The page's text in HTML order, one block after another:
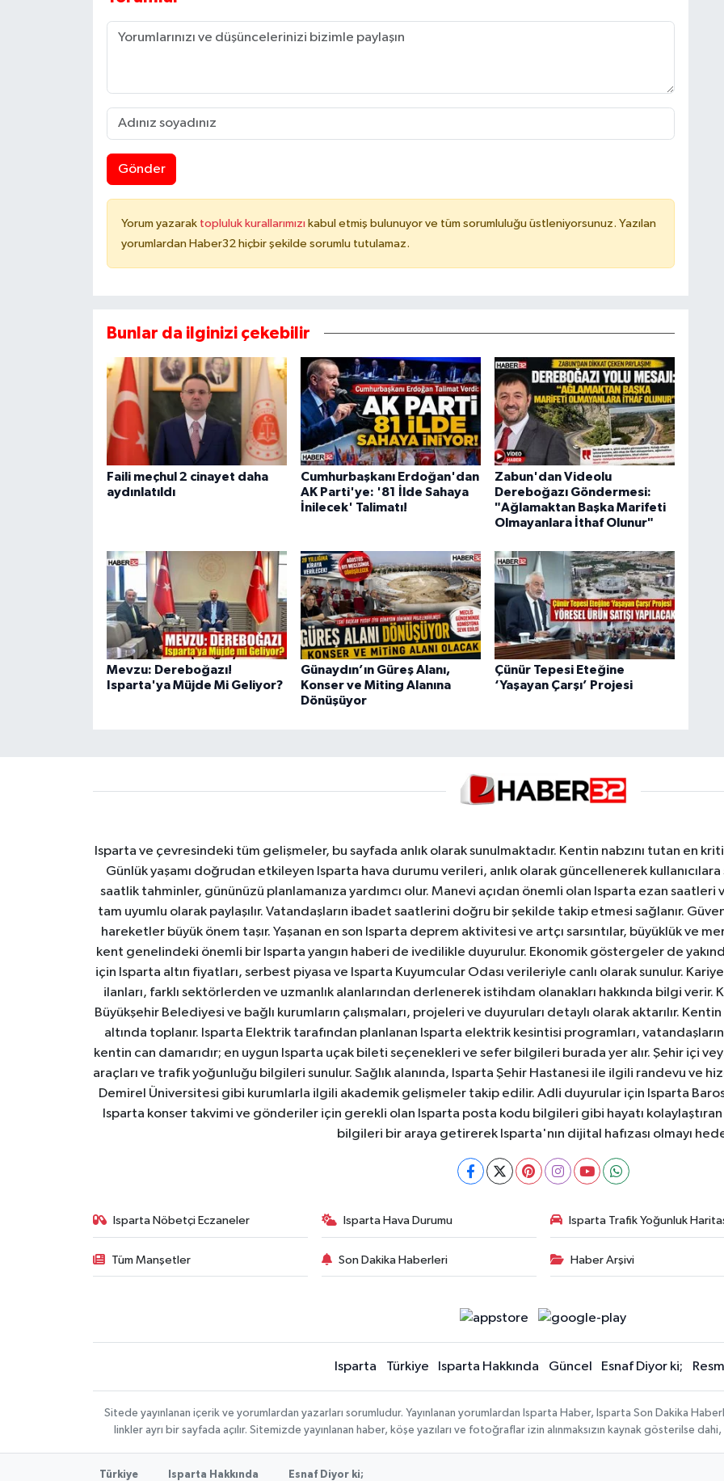
Gönder
Yorum yazarak topluluk kurallarımızı kabul etmiş bulunuyor ve tüm sorumluluğu üstleniyorsunuz. Yazılan
yorumlardan Haber32 hiçbir şekilde sorumlu tutulamaz.
Bunlar da ilginizi çekebilir
Faili meçhul 2 cinayet daha
aydınlatıldı
Cumhurbaşkanı Erdoğan'dan
AK Parti'ye: '81 İlde Sahaya
İnilecek' Talimatı!
Zabun'dan Videolu
Dereboğazı Göndermesi:
"Ağlamaktan Başka Marifeti
Olmayanlara İthaf Olunur"
Mevzu: Dereboğazı!
Isparta'ya Müjde Mi Geliyor?
Günaydın’ın Güreş Alanı,
Konser ve Miting Alanına
Dönüşüyor
Çünür Tepesi Eteğine
‘Yaşayan Çarşı’ Projesi
Isparta ve çevresindeki tüm gelişmeler, bu sayfada anlık olarak sunulmaktadır. Kentin nabzını tutan en
Günlük yaşamı doğrudan etkileyen Isparta hava durumu verileri, anlık olarak güncellenerek
saatlik tahminler, gününüzü planlamanıza yardımcı olur. Manevi açıdan önemli olan Isparta ezan
tam uyumlu olarak paylaşılır. Vatandaşların ibadet saatlerini doğru bir şekilde takip etmesi sağlanır.
hareketler büyük önem taşır. Yaşanan en son Isparta deprem aktivitesi ve artçı sarsıntılar, büyüklük ve
kent genelindeki önemli bir Isparta yangın haberi de ivedilikle duyurulur. Ekonomik göstergeler de
için Isparta altın fiyatları, serbest piyasa ve Isparta Kuyumcular Odası verileriyle canlı olarak sunulur.
ilanları, farklı sektörlerden ve uzmanlık alanlarından derlenerek istihdam olanakları hakkında bilgi verir.
Büyükşehir Belediyesi ve bağlı kurumların çalışmaları, projeleri ve duyuruları detaylı olarak aktarılır.
altında toplanır. Isparta Elektrik tarafından planlanan Isparta elektrik kesintisi programları,
kentin can damarıdır; en uygun Isparta uçak bileti seçenekleri ve sefer bilgileri burada yer alır. Şehir içi
araçları ve trafik yoğunluğu bilgileri sunulur. Sağlık alanında, Isparta Şehir Hastanesi ile ilgili randevu ve
Demirel Üniversitesi gibi kurumlarla ilgili akademik gelişmeler takip edilir. Adli duyurular için Isparta
Isparta konser takvimi ve gönderiler için gerekli olan Isparta posta kodu bilgileri gibi hayatı
bilgileri bir araya getirerek Isparta'nın dijital hafızası olmayı
Isparta Nöbetçi Eczaneler Isparta Hava Durumu Isparta Trafik Yoğunluk
Tüm Manşetler Son Dakika Haberleri Haber Arşivi
Isparta Türkiye Isparta Hakkında Güncel Esnaf Diyor ki;
Sitede yayınlanan içerik ve yorumlardan yazarları sorumludur. Yayınlanan yorumlardan Isparta Haber, Isparta Son Dakika
linkler ayrı bir sayfada açılır. Sitemizde yayınlanan haber, köşe yazıları ve fotoğraflar izin alınmaksızın kaynak gösterilse
Türkiye Isparta Hakkında Esnaf Diyor ki;